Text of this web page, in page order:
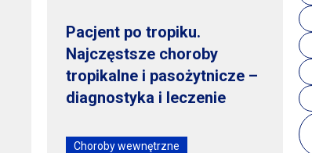
Pacjent po tropiku.
Najczęstsze choroby
tropikalne i pasożytnicze –
diagnostyka i leczenie
Choroby wewnętrzne